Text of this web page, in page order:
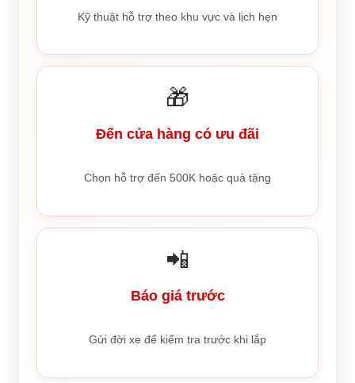
Kỹ thuật hỗ trợ theo khu vực và lịch hẹn
🎁
Đến cửa hàng có ưu đãi
Chọn hỗ trợ đến 500K hoặc quà tặng
📲
Báo giá trước
Gửi đời xe để kiểm tra trước khi lắp